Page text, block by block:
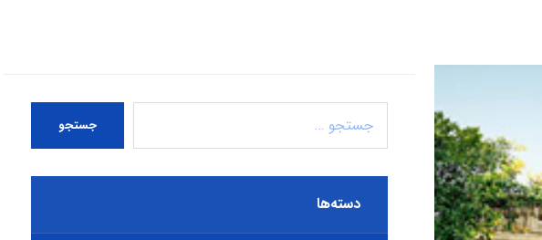
جستجو
دسته‌ها